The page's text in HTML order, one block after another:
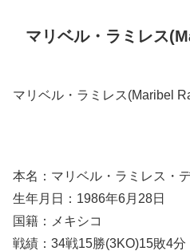
マリベル・ラミレス
マリベル・ラミレス(Maribel
本名：マリベル・ラミレス・
生年月日：1986年6月28日
国籍：メキシコ
戦績：34戦15勝(3KO)15敗4分